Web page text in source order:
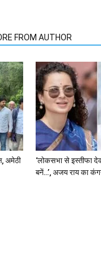
FROM AUTHOR
अमेठी
‘लोकसभा से इस्तीफा
बनें…’, अजय राय का